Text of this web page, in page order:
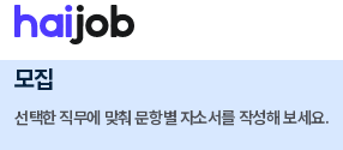
에이피알 즐겨찾기
[상품기획] 이너뷰티 상품 기획 담당
모집
선택한 직무에 맞춰 문항별 자소서를 작성해 보세요.